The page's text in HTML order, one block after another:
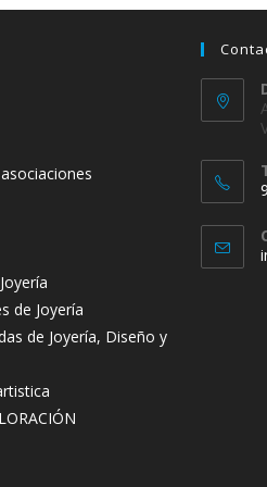
de Joyería
de Joyería, Diseño y